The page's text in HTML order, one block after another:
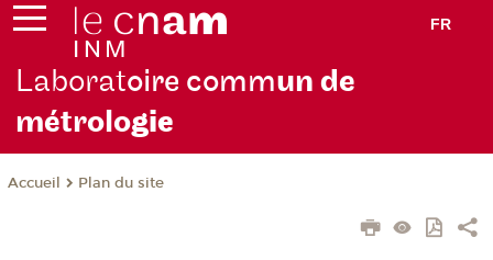
FR
Laboratoire commun de
métrologie
Accueil Plan du site